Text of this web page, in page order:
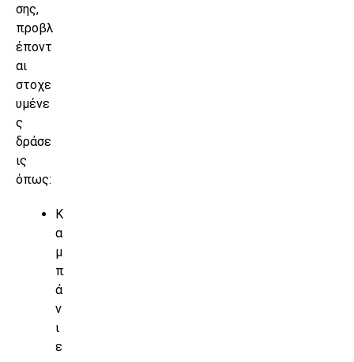
σης,
προβλ
έποντ
αι
στοχε
υμένε
ς
δράσε
ις
όπως:
Κ
α
μ
π
ά
ν
ι
ε